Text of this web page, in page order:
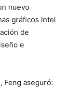
nuevo
gráficos Intel
de
e
Feng aseguró: